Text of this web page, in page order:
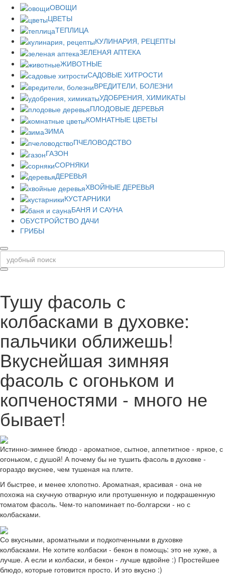
ОВОЩИ
ЦВЕТЫ
ТЕПЛИЦА
КУЛИНАРИЯ, РЕЦЕПТЫ
ЗЕЛЕНАЯ АПТЕКА
ЖИВОТНЫЕ
САДОВЫЕ ХИТРОСТИ
ВРЕДИТЕЛИ, БОЛЕЗНИ
УДОБРЕНИЯ, ХИМИКАТЫ
ПЛОДОВЫЕ ДЕРЕВЬЯ
КОМНАТНЫЕ ЦВЕТЫ
ЗИМА
ПЧЕЛОВОДСТВО
ГАЗОН
СОРНЯКИ
ДЕРЕВЬЯ
ХВОЙНЫЕ ДЕРЕВЬЯ
КУСТАРНИКИ
БАНЯ И САУНА
ОБУСТРОЙСТВО ДАЧИ
ГРИБЫ
Тушу фасоль с
колбасками в духовке:
пальчики оближешь!
Вкуснейшая зимняя
фасоль с огоньком и
копченостями - много не
бывает!
Истинно-зимнее блюдо - ароматное, сытное, аппетитное - яркое, с
огоньком, с душой! А почему бы не тушить фасоль в духовке -
гораздо вкуснее, чем тушеная на плите.
И быстрее, и менее хлопотно. Ароматная, красивая - она не
похожа на скучную отварную или протушенную и подкрашенную
томатом фасоль. Чем-то напоминает по-болгарски - но с
колбасками.
Со вкусными, ароматными и подкопченными в духовке
колбасками. Не хотите колбаски - бекон в помощь: это не хуже, а
лучше. А если и колбаски, и бекон - лучше вдвойне :) Простейшее
блюдо, которые готовится просто. И это вкусно :)